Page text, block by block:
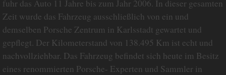
fuhr das Auto 11 Jahre bis zum Jahr 2006. In dieser gesamten
Zeit wurde das Fahrzeug ausschließlich von ein und
demselben Porsche Zentrum in Karlsstadt gewartet und
gepflegt. Der Kilometerstand von 138.495 Km ist echt und
nachvollziehbar. Das Fahrzeug befindet sich heute im Besitz
eines renommierten Porsche- Experten und Sammler in